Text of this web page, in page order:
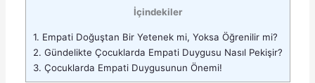
İçindekiler
1. Empati Doğuştan Bir Yetenek mi, Yoksa Öğrenilir mi?
2. Gündelikte Çocuklarda Empati Duygusu Nasıl Pekişir?
3. Çocuklarda Empati Duygusunun Önemi!